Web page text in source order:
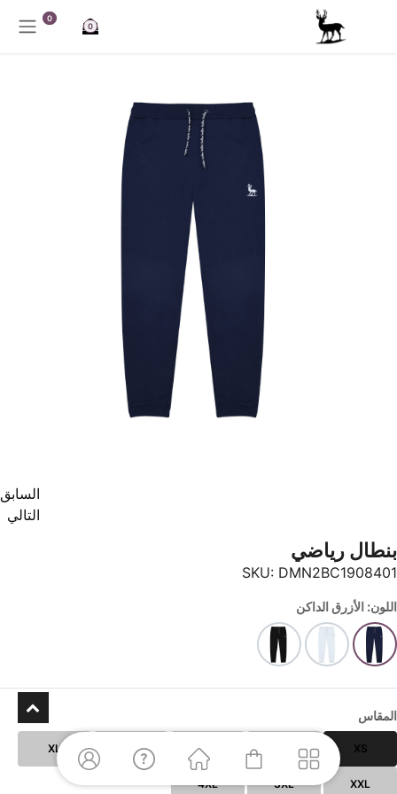
تخطي للذهاب إلى المحتوى
0
0
السابق
التالي
بنطال رياضي
SKU: DMN2BC1908401
اللون: الأزرق الداكن
المقاس
XS
M
XL
XXL
3XL
4XL